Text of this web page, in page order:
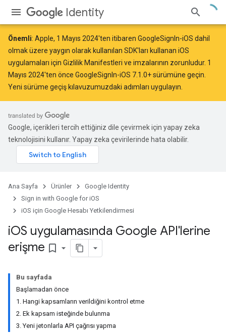
Identity
Önemli: Apple, 1 Mayıs 2024'ten itibaren GoogleSignIn-iOS dahil
olmak üzere yaygın olarak kullanılan SDK'ları kullanan iOS
uygulamaları için Gizlilik Manifestleri ve imzalarının zorunludur. 1
Mayıs 2024'ten önce GoogleSignIn-iOS 7.1.0+ sürümüne geçin.
Yeni sürüme geçiş kılavuzumuzdaki adımları uygulayın.
Google, içerikleri tercih ettiğiniz dile çevirmek için yapay zeka
teknolojisini kullanır. Yapay zeka çevirilerinde hata olabilir.
Ana Sayfa Ürünler
Google Identity
Sign in with Google for iOS
iOS için Google Hesabı Yetkilendirmesi
iOS uygulamasında Google API'lerine
erişme bookmark_border
Bu sayfada
Başlamadan önce
1. Hangi kapsamların verildiğini kontrol etme
2. Ek kapsam isteğinde bulunma
3. Yeni jetonlarla API çağrısı yapma